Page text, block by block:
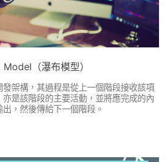
（瀑布模型）
發架構，其過程是從上一個階段接收該項
是該階段的主要活動，並將應完成的內
，然後傳給下一個階段。